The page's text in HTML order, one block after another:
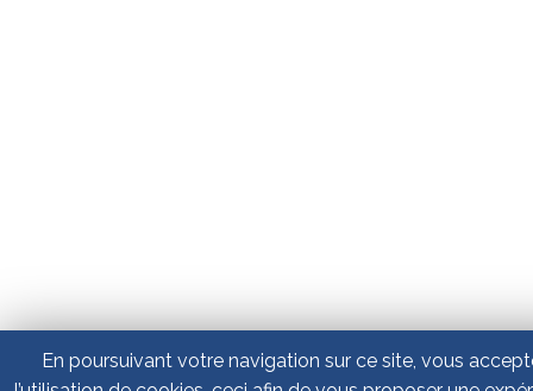
En poursuivant votre navigation sur ce site, vous